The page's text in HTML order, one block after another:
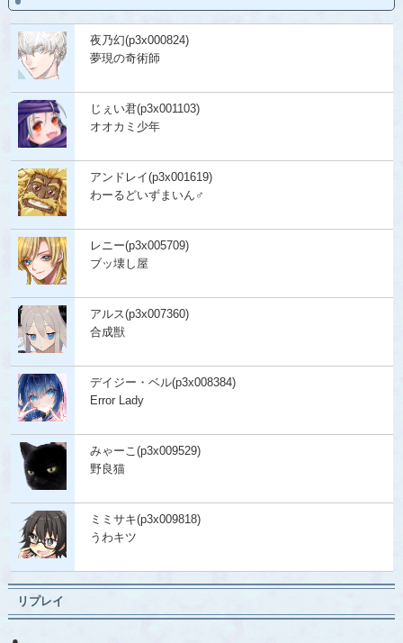
夜乃幻(p3x000824)
夢現の奇術師
じぇい君(p3x001103)
オオカミ少年
アンドレイ(p3x001619)
わーるどいずまいん♂
レニー(p3x005709)
ブッ壊し屋
アルス(p3x007360)
合成獣
デイジー・ベル(p3x008384)
Error Lady
みゃーこ(p3x009529)
野良猫
ミミサキ(p3x009818)
うわキツ
リプレイ